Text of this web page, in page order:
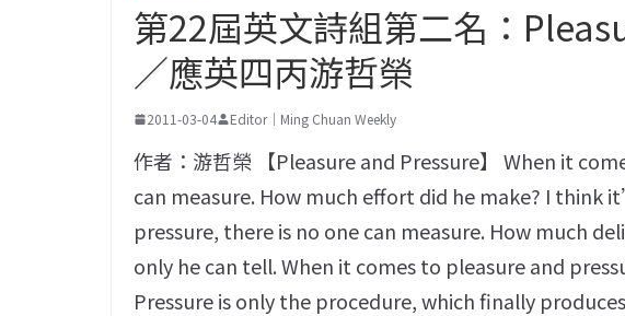
第22屆英文詩組第二名：
／應英四丙游哲榮
2011-03-04 Editor｜Ming Chuan Weekly
作者：游哲榮 【Pleasure and Pressure】 When it
can measure. How much effort did he make? I think
pressure, there is no one can measure. How much
only he can tell. When it comes to pleasure and
Pressure is only the procedure, which finally